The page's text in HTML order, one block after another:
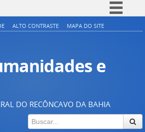
Simplifique!
Acesso à informação
Canais
ALTO CONTRASTE MAPA DO SITE
e
DO RECÔNCAVO DA BAHIA